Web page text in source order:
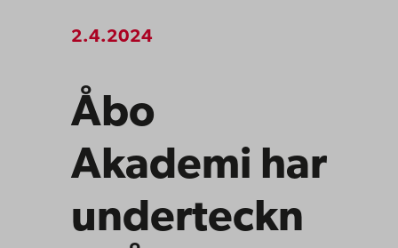
2.4.2024
Åbo
Akademi har
underteckn